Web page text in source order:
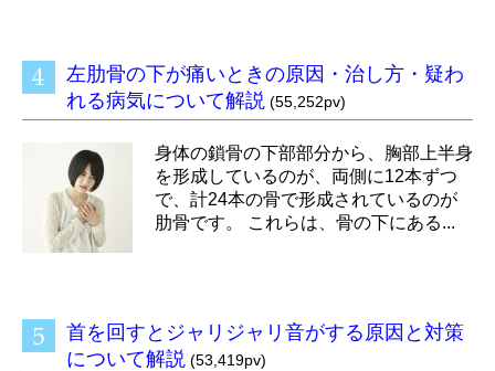
左肋骨の下が痛いときの原因・治し方・疑わ
れる病気について解説 (55,252pv)
身体の鎖骨の下部部分から、胸部上半身
を形成しているのが、両側に12本ずつ
で、計24本の骨で形成されているのが
肋骨です。 これらは、骨の下にある...
首を回すとジャリジャリ音がする原因と対策
について解説 (53,419pv)